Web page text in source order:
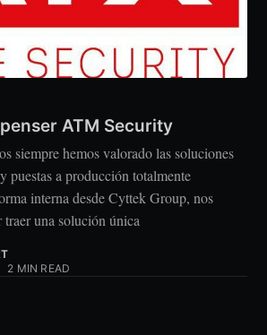
ATM Security
siempre hemos valorado las soluciones
puestas a producción totalmente
interna desde Cyttek Group, nos
traer una solución única
2 MIN READ